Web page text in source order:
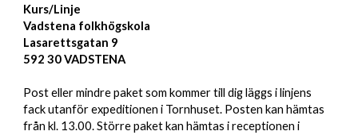
Kurs/Linje
Vadstena folkhögskola
Lasarettsgatan 9
592 30 VADSTENA
Post eller mindre paket som kommer till dig läggs i linjens
fack utanför expeditionen i Tornhuset. Posten kan hämtas
från kl. 13.00. Större paket kan hämtas i receptionen i